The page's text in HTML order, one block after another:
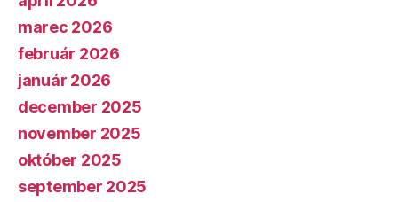
marec 2026
február 2026
január 2026
december 2025
november 2025
október 2025
september 2025